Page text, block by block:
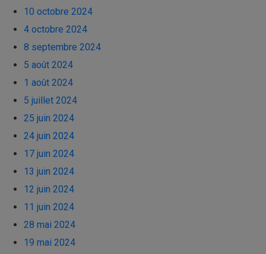
10 octobre 2024
4 octobre 2024
8 septembre 2024
5 août 2024
1 août 2024
5 juillet 2024
25 juin 2024
24 juin 2024
17 juin 2024
13 juin 2024
12 juin 2024
11 juin 2024
28 mai 2024
19 mai 2024